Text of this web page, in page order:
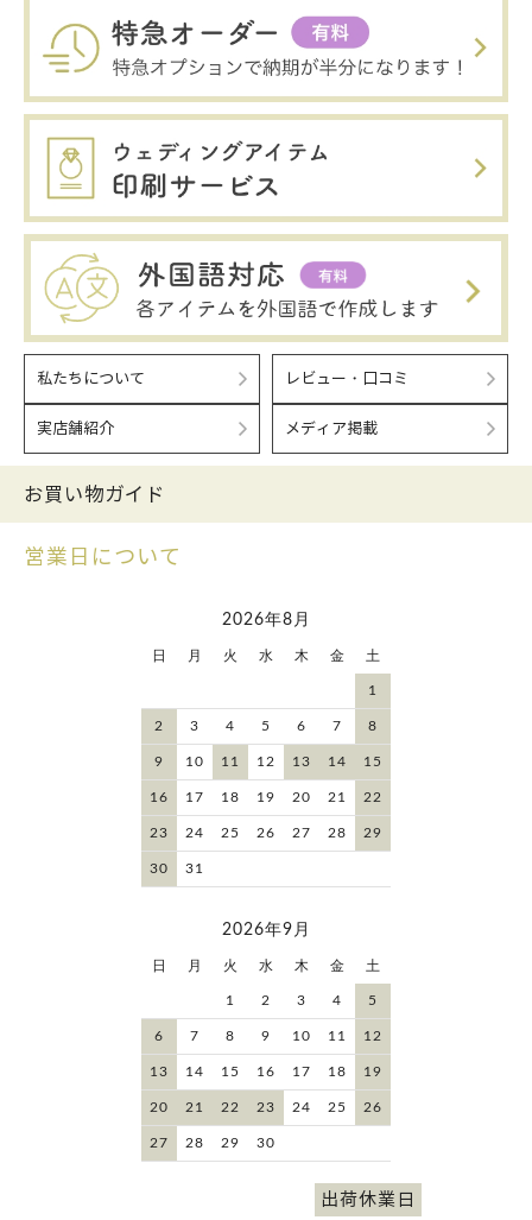
私たちについて レビュー・口コミ
実店舗紹介 メディア掲載
お買い物ガイド
営業日について
2026年8月
日 月 火 水 木 金 土
1
2 3 4 5 6 7 8
9 10 11 12 13 14 15
16 17 18 19 20 21 22
23 24 25 26 27 28 29
30 31
2026年9月
日 月 火 水 木 金 土
1 2 3 4 5
6 7 8 9 10 11 12
13 14 15 16 17 18 19
20 21 22 23 24 25 26
27 28 29 30
出荷休業日